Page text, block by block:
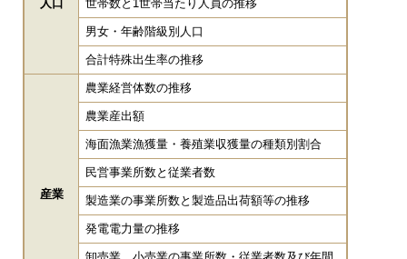
人口 世帯数と1世帯当たり人員の推移
男女・年齢階級別人口
合計特殊出生率の推移
産業
農業経営体数の推移
農業産出額
海面漁業漁獲量・養殖業収獲量の種類別割合
民営事業所数と従業者数
製造業の事業所数と製造品出荷額等の推移
発電電力量の推移